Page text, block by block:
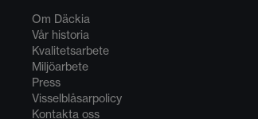
Om Däckia
Vår historia
Kvalitetsarbete
Miljöarbete
Press
Visselblåsarpolicy
Kontakta oss